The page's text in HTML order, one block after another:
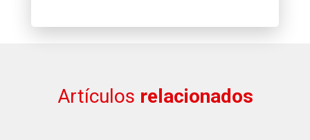
Artículos relacionados